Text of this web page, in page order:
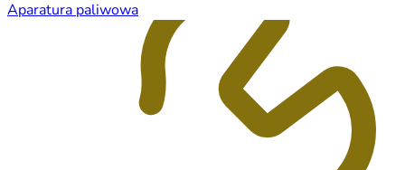
Aparatura paliwowa